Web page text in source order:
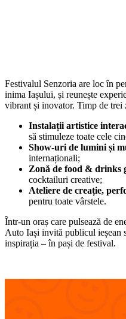
Festivalul Senzoria are loc în
inima Iașului, și reunește
vibrant și inovator. Timp de trei
Instalații artistice
să stimuleze toate cele
Show-uri de lumini și
internaționali;
Zonă de food & drinks
cocktailuri creative;
Ateliere de creație,
pentru toate vârstele.
Într-un oraș care pulsează de
Auto Iași invită publicul ieșean
inspirația – în pași de festival.